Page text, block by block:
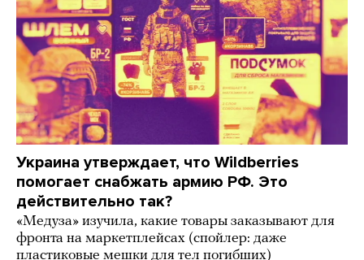
Украина утверждает, что Wildberries
помогает снабжать армию РФ. Это
действительно так?
«Медуза» изучила, какие товары заказывают для
фронта на маркетплейсах (спойлер: даже
пластиковые мешки для тел погибших)